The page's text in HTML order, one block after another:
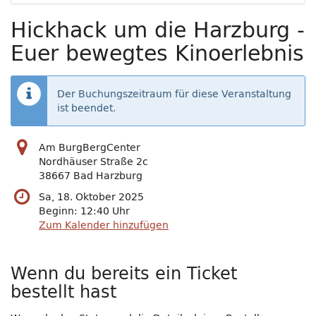
Hickhack um die Harzburg -
Euer bewegtes Kinoerlebnis
Der Buchungszeitraum für diese Veranstaltung
ist beendet.
Am BurgBergCenter
Nordhäuser Straße 2c
38667 Bad Harzburg
Sa, 18. Oktober 2025
Beginn: 12:40 Uhr
Zum Kalender hinzufügen
Wenn du bereits ein Ticket
bestellt hast